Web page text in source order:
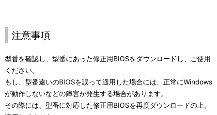
注意事項
型番を確認し、型番にあった修正用BIOSをダウンロードし、ご使用
ください。
もし、型番違いのBIOSを誤って適用した場合には、正常にWindows
が動作しないなどの障害が発生する場合があります。
その際には、型番に対応した修正用BIOSを再度ダウンロードの上、